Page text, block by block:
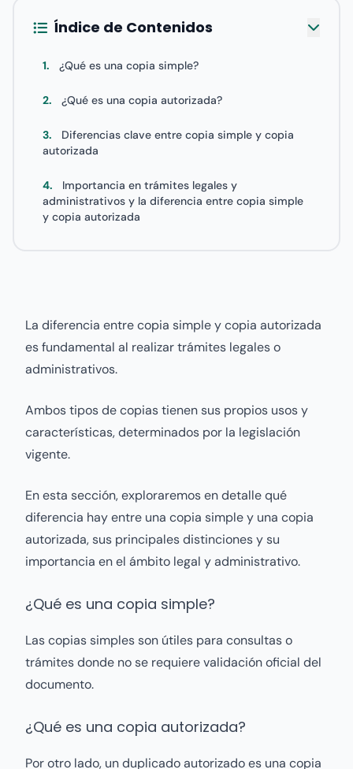
Índice de Contenidos
1. ¿Qué es una copia simple?
2. ¿Qué es una copia autorizada?
3.
Diferencias clave entre copia simple y copia
autorizada
4.
Importancia en trámites legales y
administrativos y la diferencia entre copia simple
y copia autorizada
La diferencia entre copia simple y copia autorizada
es fundamental al realizar trámites legales o
administrativos.
Ambos tipos de copias tienen sus propios usos y
características, determinados por la legislación
vigente.
En esta sección, exploraremos en detalle qué
diferencia hay entre una copia simple y una copia
autorizada, sus principales distinciones y su
importancia en el ámbito legal y administrativo.
¿Qué es una copia simple?
Las copias simples son útiles para consultas o
trámites donde no se requiere validación oficial del
documento.
¿Qué es una copia autorizada?
Por otro lado, un duplicado autorizado es una copia